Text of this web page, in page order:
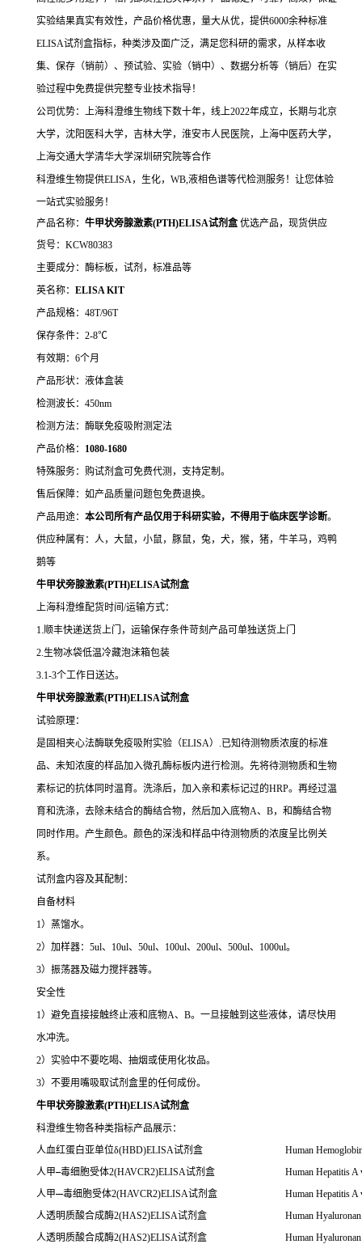
实验结果真实有效性，产品价格优惠，量大从优，提供6000余种标准
ELISA试剂盒指标，种类涉及面广泛，满足您科研的需求，从样本收
集、保存（销前）、预试验、实验（销中）、数据分析等（销后）在实
验过程中免费提供完整专业技术指导！
公司优势：上海科澄维生物线下数十年，线上2022年成立，长期与北京
大学，沈阳医科大学，吉林大学，淮安市人民医院，上海中医药大学，
上海交通大学清华大学深圳研究院等合作
科澄维生物提供ELISA，生化，WB,液相色谱等代检测服务！让您体验
一站式实验服务！
产品名称： 牛甲状旁腺激素(PTH)ELISA试剂盒 优选产品，现货供应
货号：KCW80383
主要成分：酶标板，试剂，标准品等
英名称： ELISA KIT
产品规格：48T/96T
保存条件：2-8℃
有效期：6个月
产品形状：液体盒装
检测波长：450nm
检测方法：酶联免疫吸附测定法
产品价格： 1080-1680
特殊服务：购试剂盒可免费代测，支持定制。
售后保障：如产品质量问题包免费退换。
产品用途： 本公司所有产品仅用于科研实验，不得用于临床医学诊断。
供应种属有：人，大鼠，小鼠，豚鼠，兔，犬，猴，猪，牛羊马，鸡鸭
鹅等
牛甲状旁腺激素(PTH)ELISA试剂盒
上海科澄维配货时间/运输方式：
1.顺丰快递送货上门，运输保存条件苛刻产品可单独送货上门
2.生物冰袋低温冷藏泡沫箱包装
3.1-3个工作日送达。
牛甲状旁腺激素(PTH)ELISA试剂盒
试验原理：
是固相夹心法酶联免疫吸附实验（ELISA）.已知待测物质浓度的标准
品、未知浓度的样品加入微孔酶标板内进行检测。先将待测物质和生物
素标记的抗体同时温育。洗涤后，加入亲和素标记过的HRP。再经过温
育和洗涤，去除未结合的酶结合物，然后加入底物A、B，和酶结合物
同时作用。产生颜色。颜色的深浅和样品中待测物质的浓度呈比例关
系。
试剂盒内容及其配制：
自备材料
1）蒸馏水。
2）加样器：5ul、10ul、50ul、100ul、200ul、500ul、1000ul。
3）振荡器及磁力搅拌器等。
安全性
1）避免直接接触终止液和底物A、B。一旦接触到这些液体，请尽快用
水冲洗。
2）实验中不要吃喝、抽烟或使用化妆品。
3）不要用嘴吸取试剂盒里的任何成份。
牛甲状旁腺激素(PTH)ELISA试剂盒
科澄维生物各种类指标产品展示：
人血红蛋白亚单位δ(HBD)ELISA试剂盒
Human
人甲 毒细胞受体2(HAVCR2)ELISA试剂盒
Human Hepatitis
人甲
毒细胞受体2(HAVCR2)ELISA试剂盒
Human Hepatitis
人透明质酸合成酶2(HAS2)ELISA试剂盒
Human
人透明质酸合成酶2(HAS2)ELISA试剂盒
Human